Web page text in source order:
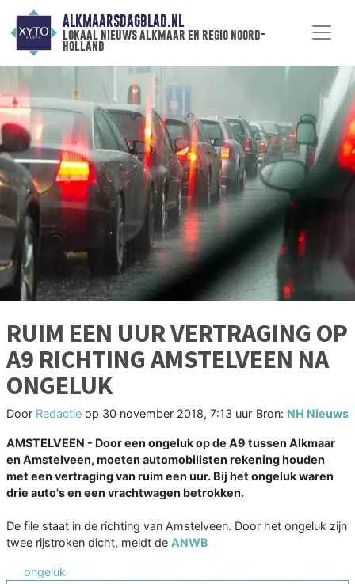
ALKMAARSDAGBLAD.NL
lokaal nieuws alkmaar en regio noord-
holland
RUIM EEN UUR VERTRAGING OP
A9 RICHTING AMSTELVEEN NA
ONGELUK
Door Redactie op 30 november 2018, 7:13 uur Bron: NH Nieuws
AMSTELVEEN - Door een ongeluk op de A9 tussen Alkmaar
en Amstelveen, moeten automobilisten rekening houden
met een vertraging van ruim een uur. Bij het ongeluk waren
drie auto's en een vrachtwagen betrokken.
De file staat in de richting van Amstelveen. Door het ongeluk zijn
twee rijstroken dicht, meldt de ANWB
ongeluk